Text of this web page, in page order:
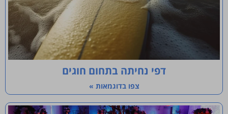
דפי נחיתה בתחום חוגים
צפו בדוגמאות »